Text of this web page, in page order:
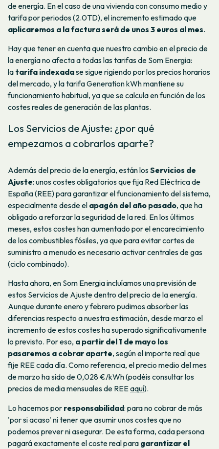
de energía. En el caso de una vivienda con consumo medio y
tarifa por periodos (2.0TD), el incremento estimado que
aplicaremos a la factura será de unos 3 euros al mes.
Hay que tener en cuenta que nuestro cambio en el precio de
la energía no afecta a todas las tarifas de Som Energia:
la tarifa indexadase sigue rigiendo por los precios horarios
del mercado, y la tarifa Generation kWh mantiene su
funcionamiento habitual, ya que se calcula en función de los
costes reales de generación de las plantas.
Los Servicios de Ajuste: ¿por qué
empezamos a cobrarlos aparte?
Además del precio de la energía, están losServicios de
Ajuste: unos costes obligatorios que fija Red Eléctrica de
España (REE) para garantizar el funcionamiento del sistema,
especialmente desde el apagón del año pasado, que ha
obligado a reforzar la seguridad de la red. En los últimos
meses, estos costes han aumentado por el encarecimiento
de los combustibles fósiles, ya que para evitar cortes de
suministro a menudo es necesario activar centrales de gas
(ciclo combinado).
Hasta ahora, en Som Energia incluíamos una previsión de
estos Servicios de Ajuste dentro del precio de la energía.
Aunque durante enero y febrero pudimos absorber las
diferencias respecto a nuestra estimación, desde marzo el
incremento de estos costes ha superado significativamente
lo previsto. Por eso, a partir del 1 de mayo los
pasaremos a cobrar aparte, según el importe real que
fije REE cada día. Como referencia, el precio medio del mes
de marzo ha sido de 0,028 €/kWh (podéis consultar los
precios de media mensuales de REEaquí).
Lo hacemos por responsabilidad: para no cobrar de más
'por si acaso' ni tener que asumir unos costes que no
podemos prever ni asegurar. De esta forma, cada persona
pagará exactamente el coste real para garantizar el